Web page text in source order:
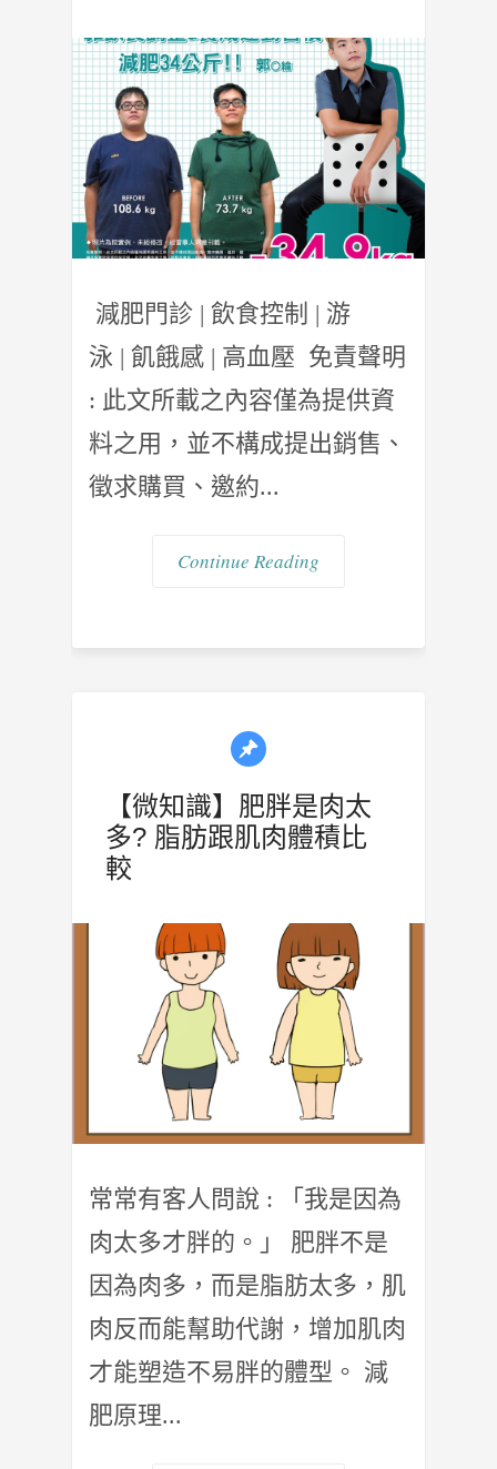
減肥門診 | 飲食控制 | 游
泳 | 飢餓感 | 高血壓 免責聲明
: 此文所載之內容僅為提供資
料之用，並不構成提出銷售、
徵求購買、邀約...
Continue Reading
【微知識】肥胖是肉太
多? 脂肪跟肌肉體積比
較
常常有客人問說 : 「我是因為
肉太多才胖的。」 肥胖不是
因為肉多，而是脂肪太多，肌
肉反而能幫助代謝，增加肌肉
才能塑造不易胖的體型。 減
肥原理...